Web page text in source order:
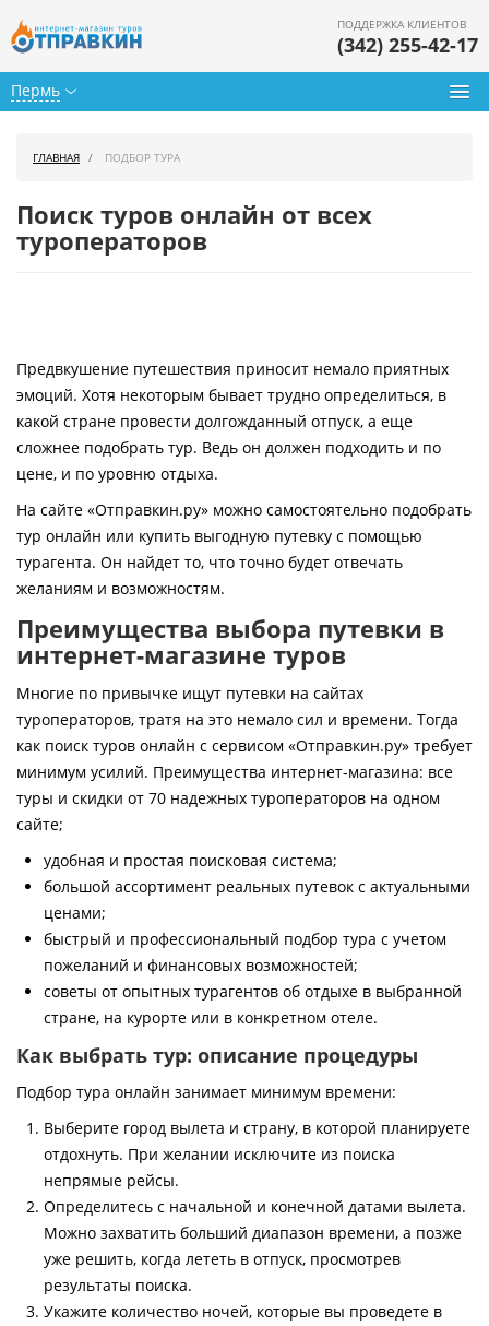
Пермь
ПОДДЕРЖКА КЛИЕНТОВ
(342) 255-42-17
Горящие туры
Страны
Как купить
Контакты
ГЛАВНАЯ ПОДБОР ТУРА
Поиск туров онлайн от всех
туроператоров
Предвкушение путешествия приносит немало приятных
эмоций. Хотя некоторым бывает трудно определиться, в
какой стране провести долгожданный отпуск, а еще
сложнее подобрать тур. Ведь он должен подходить и по
цене, и по уровню отдыха.
На сайте «Отправкин.ру» можно самостоятельно подобрать
тур онлайн или купить выгодную путевку с помощью
турагента. Он найдет то, что точно будет отвечать
желаниям и возможностям.
Преимущества выбора путевки в
интернет-магазине туров
Многие по привычке ищут путевки на сайтах
туроператоров, тратя на это немало сил и времени. Тогда
как поиск туров онлайн с сервисом «Отправкин.ру» требует
минимум усилий. Преимущества интернет-магазина: все
туры и скидки от 70 надежных туроператоров на одном
сайте;
удобная и простая поисковая система;
большой ассортимент реальных путевок с актуальными
ценами;
быстрый и профессиональный подбор тура с учетом
пожеланий и финансовых возможностей;
советы от опытных турагентов об отдыхе в выбранной
стране, на курорте или в конкретном отеле.
Как выбрать тур: описание процедуры
Подбор тура онлайн занимает минимум времени:
Выберите город вылета и страну, в которой планируете
отдохнуть. При желании исключите из поиска
непрямые рейсы.
Определитесь с начальной и конечной датами вылета.
Можно захватить больший диапазон времени, а позже
уже решить, когда лететь в отпуск, просмотрев
результаты поиска.
Укажите количество ночей, которые вы проведете в